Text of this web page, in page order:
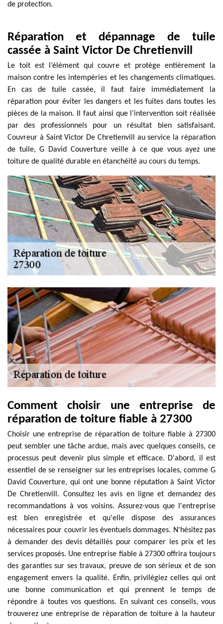
de protection.
Réparation et dépannage de tuile
cassée à Saint Victor De Chretienvill
Le toit est l’élément qui couvre et protège entièrement la
maison contre les intempéries et les changements climatiques.
En cas de tuile cassée, il faut faire immédiatement la
réparation pour éviter les dangers et les fuites dans toutes les
pièces de la maison. Il faut ainsi que l’intervention soit réalisée
par des professionnels pour un résultat bien satisfaisant.
Couvreur à Saint Victor De Chretienvill au service la réparation
de tuile, G David Couverture veille à ce que vous ayez une
toiture de qualité durable en étanchéité au cours du temps.
Comment choisir une entreprise de
réparation de toiture fiable à 27300
Choisir une entreprise de réparation de toiture fiable à 27300
peut sembler une tâche ardue, mais avec quelques conseils, ce
processus peut devenir plus simple et efficace. D'abord, il est
essentiel de se renseigner sur les entreprises locales, comme G
David Couverture, qui ont une bonne réputation à Saint Victor
De Chretienvill. Consultez les avis en ligne et demandez des
recommandations à vos voisins. Assurez-vous que l'entreprise
est bien enregistrée et qu'elle dispose des assurances
nécessaires pour couvrir les éventuels dommages. N'hésitez pas
à demander des devis détaillés pour comparer les prix et les
services proposés. Une entreprise fiable à 27300 offrira toujours
des garanties sur ses travaux, preuve de son sérieux et de son
engagement envers la qualité. Enfin, privilégiez celles qui ont
une bonne communication et qui prennent le temps de
répondre à toutes vos questions. En suivant ces conseils, vous
trouverez une entreprise de réparation de toiture à la hauteur